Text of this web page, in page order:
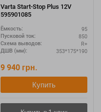
Varta Start-Stop Plus 12V
595901085
Ёмкость: 95
Пусковой ток: 850
Схема выводов: R+
ДШВ (мм): 353*175*190
9 940 грн.
Купить